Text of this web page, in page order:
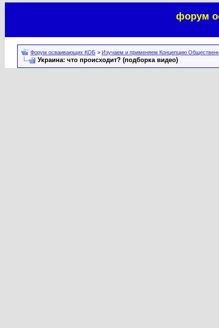
форум
Форум осваивающих КОБ > Изучаем и применяем Концепцию
Украина: что происходит? (подборка видео)